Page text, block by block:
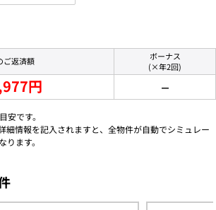
ご返済額
ボーナス
(×年2回)
円 －
です。
細情報を記入されますと、全物件が自動でシミュレー
ります。